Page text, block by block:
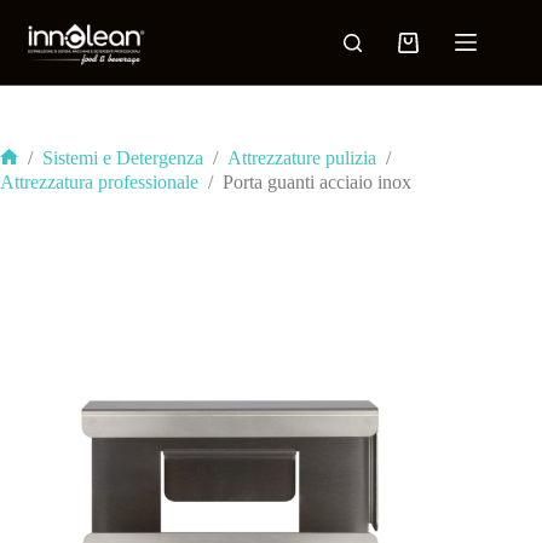
/ Sistemi e Detergenza / Attrezzature pulizia /
Attrezzatura professionale / Porta guanti acciaio inox